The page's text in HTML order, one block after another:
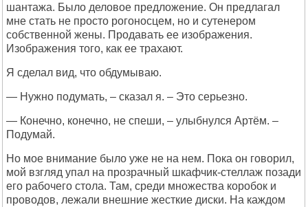
шантажа. Было деловое предложение. Он предлагал
мне стать не просто рогоносцем, но и сутенером
собственной жены. Продавать ее изображения.
Изображения того, как ее трахают.
Я сделал вид, что обдумываю.
— Нужно подумать, – сказал я. – Это серьезно.
— Конечно, конечно, не спеши, – улыбнулся Артём. –
Подумай.
Но мое внимание было уже не на нем. Пока он говорил,
мой взгляд упал на прозрачный шкафчик-стеллаж позади
его рабочего стола. Там, среди множества коробок и
проводов, лежали внешние жесткие диски. На каждом